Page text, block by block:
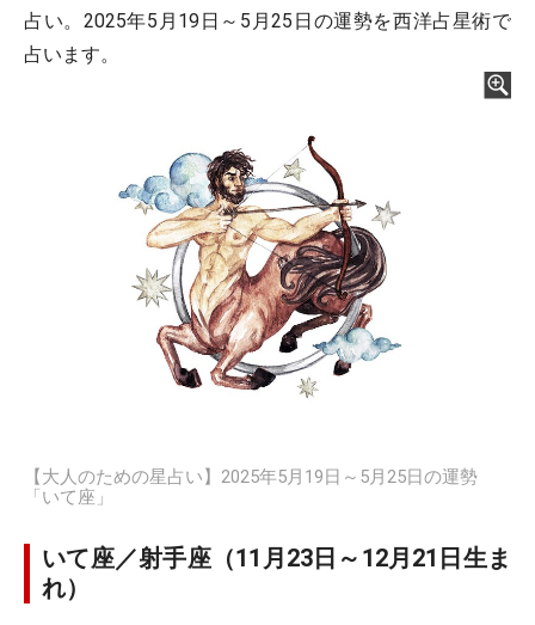
占い。2025年5月19日～5月25日の運勢を西洋占星術で
占います。
【大人のための星占い】2025年5月19日～5月25日の運勢
「いて座」
いて座／射手座（11月23日～12月21日生ま
れ）